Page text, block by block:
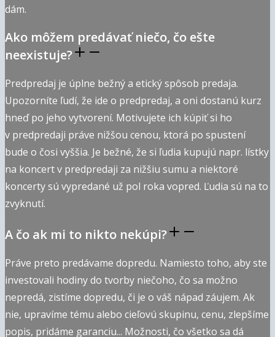
dám.
Ako môžem predávať niečo, čo ešte
neexistuje?
Predpredaj je úplne bežný a etický spôsob predaja.
Upozorníte ľudí, že ide o predpredaj, a oni dostanú kurz
hneď po jeho vytvorení. Motivujete ich kúpiť si ho
v predpredaji práve nižšou cenou, ktorá po spustení
bude o čosi vyššia. Je bežné, že si ľudia kupujú napr. lístky
na koncert v predpredaji za nižšiu sumu a niektoré
koncerty sú vypredané už pol roka vopred. Ľudia sú na to
zvyknutí.
A čo ak mi to nikto nekúpi?
Práve preto predávame dopredu. Namiesto toho, aby ste
investovali hodiny do tvorby niečoho, čo sa možno
nepredá, zistíme dopredu, či je o váš nápad záujem. Ak
nie, upravíme tému alebo cieľovú skupinu, cenu, zlepšíme
popis, pridáme garanciu... Možnosti, čo všetko sa dá